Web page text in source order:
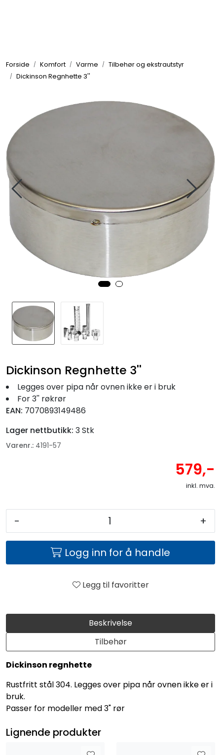
Forside Komfort Varme
Tilbehør og ekstrautstyr
Dickinson Regnhette 3''
Beskrivelse
Tilbehør
Dickinson regnhette
Rustfritt stål 304. Legges over pipa når ovnen ikke er i
bruk.
Passer for modeller med 3" rør
Dickinson Regnhette 3''
Legges over pipa når ovnen ikke er i bruk
For 3'' røkrør
EAN: 7070893149486
Lager nettbutikk: 3 Stk
Varenr.: 4191-57
579,-
inkl. mva.
- +
Logg inn for å handle
Legg til favoritter
Lignende produkter
Elektrisk
Bygg/Innredning
Motor/Styring
Fortøyning
Fritid/Sikkerhet
Nyheter